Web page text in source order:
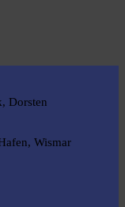
Dorsten
Wismar